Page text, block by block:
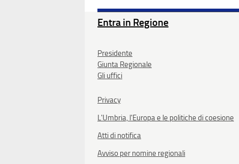
Entra in Regione
Presidente
Giunta Regionale
Gli uffici
Privacy
L'Umbria, l'Europa e le politiche di coesione
Atti di notifica
Avviso per nomine regionali